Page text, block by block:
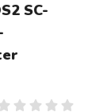
SC-